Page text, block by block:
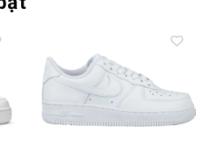
Add to